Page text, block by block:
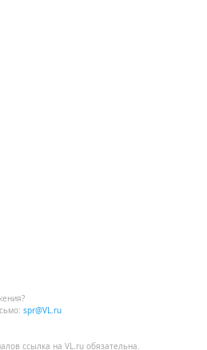
spr@VL.ru
ссылка на VL.ru обязательна.